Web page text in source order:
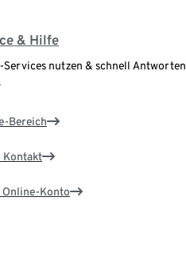
& Hilfe
Services nutzen & schnell Antworten
Bereich
Kontakt
Online-Konto